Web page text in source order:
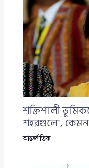
শক্তিশালী
শহরগুলো,
আন্তর্জাতিক